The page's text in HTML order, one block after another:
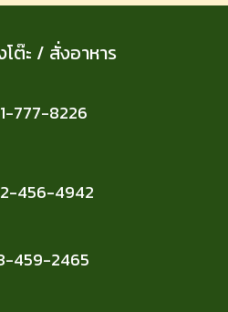
ต๊ะ / สั่งอาหาร
777-8226
456-4942
459-2465